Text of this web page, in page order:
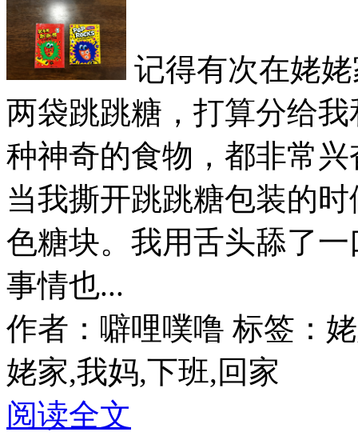
记得有次在姥
两袋跳跳糖，打算分给
种神奇的食物，都非常
当我撕开跳跳糖包装的
色糖块。我用舌头舔了
事情也...
作者：噼哩噗噜 标签：
姥家,我妈,下班,回家
阅读全文